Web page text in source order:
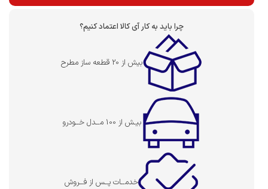
چرا باید به کار آی کالا اعتماد کنیم؟
بیش از 20 قطعه ساز مطرح
بیـش از 100 مــدل خــودرو
خدمــات پــس از فــروش